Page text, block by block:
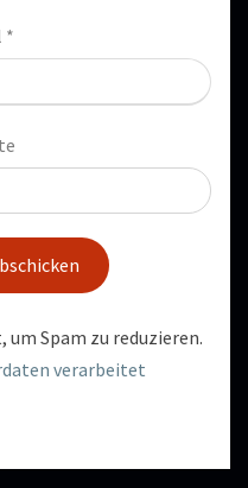
*
um Spam zu reduzieren.
verarbeitet